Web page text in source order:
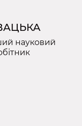
науковий